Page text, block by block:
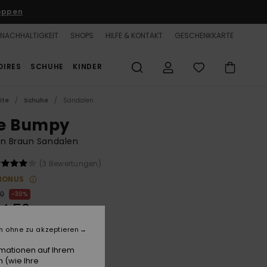
NACHHALTIGKEIT SHOPS HILFE & KONTAKT GESCHENKKARTE
SCHUHE KINDER
Schuhe Sandalen
Bumpy
Braun Sandalen
(3 Bewertungen)
30%
Brownie
auf Ihrem
(wie Ihre
ohne zu akzeptieren